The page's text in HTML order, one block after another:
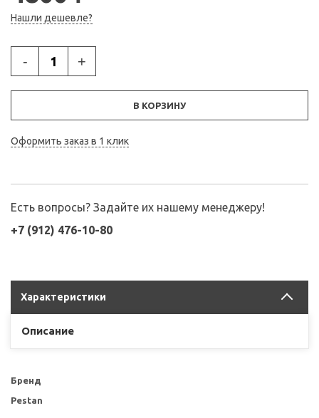
Нашли дешевле?
- +
В КОРЗИНУ
Оформить заказ в 1 клик
Есть вопросы? Задайте их нашему менеджеру!
+7 (912) 476-10-80
Характеристики
Описание
Бренд
Pestan